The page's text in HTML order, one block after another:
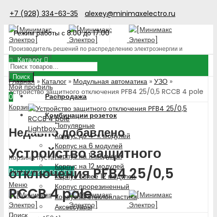
+7 (928) 334-63-35
alexey@minimaxelectro.ru
Режим работы с 8.00 до 17.00
Производитель решений по распределению электроэнергии и
поставщик ЭТП
Поиск
Мой профиль
0
Корзина
Недавно добавлено
Корзина пуста!
Продолжить покупки
Меню
Поиск
Каталог
Распродажа
Комбинации розеток
Популярные
Корпус до 4-х модулей
Корпус на 6 модулей
Корпус на 11 модулей
Корпус на 12 модулей
Корпус более 12 модулей
Корпус прорезиненный
Корпус из стеклопластика
Аксессуары
Главная » Каталог » Модульная автоматика » УЗО »
Устройство защитного отключения PFB4 25/0,5 RCCB 4 pole
Lightbox
Устройство защитного
отключения PFB4 25/0,5
RCCB 4 pole